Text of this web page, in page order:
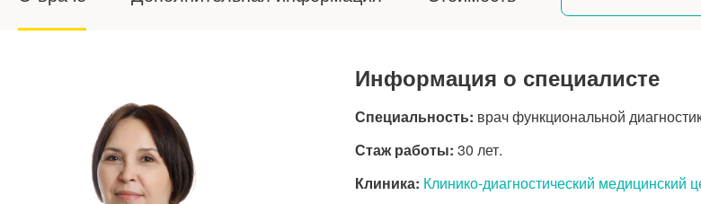
Информация о специалисте
Специальность: врач функциональной
Стаж работы: 30 лет.
Клиника: Клинико-диагностический